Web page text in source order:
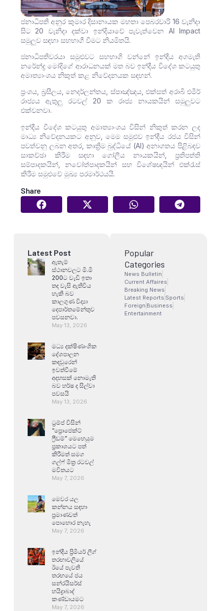
ජනාධිපති අනුර කුමාර දිසානායක මහතා පෙබරවාරි 16 වැනිදා
සිට 20 වැනිදා දක්වා ඉන්දියාවේ පැවැත්වෙන AI Impact
සමුලුව සඳහා සහභාගී වීමට නියමිතයි.
ජනාධිපතිවරයා සමුළුවට සහභාගි වන්නේ ඉන්දීය අගමැති
නරේන්ද්‍ර මෝදිගේ ආරාධනයක් මත බව ඉන්දීය විදේශ කටයුතු
අමාත්‍යාංශය නිකුත් කළ නිවේදනයක සඳහන්.
ප්‍රංශය, බ්‍රසීලය, නෙදර්ලන්තය, ස්පාඤ්ඤය, එක්සත් අරාබි එමීර්
රාජ්‍යය ඇතුලු රටවල් 20 ක රාජ්‍ය නායකයින් සමුලුවට
එක්වනවා.
ඉන්දීය විදේශ කටයුතු අමාත්‍යාංශය විසින් නිකුත් කරන ලද
මාධ්‍ය නිවේදනයකට අනුව, මෙම සමුළුව ඉන්දීය රජය විසින්
පවත්වනු ලබන අතර, කෘත්‍රිම බුද්ධියේ (AI) අනාගතය පිළිබඳව
සාකච්ඡා කිරීම සඳහා ගෝලීය නායකයින්, ප්‍රතිපත්ති
සම්පාදකයින්, නවෝත්පාදකයින් සහ විශේෂඥයින් එක්රැස්
කිරීම සමුළුවේ මුඛ්‍ය පරමාර්ථයයි.
Share
Latest Post
ඇතැම්
ස්ථානවලට මි.මි
200ට වැඩි ඉතා
තද වැසි ඇතිවිය
හැකි බව
කාලගුණ විද්‍යා
දෙපාර්තමේන්තුව
පවසනවා.
May 13, 2026
මධ්‍ය දක්ෂිණාංශික
දේශපාලන
කඳවුරෙන්
ඉවත්වීමේ
අදහසක් නොමැති
බව හර්ෂ ද සිල්වා
පවසයි
May 13, 2026
ට්‍රම්ප් විසින්
“ප්‍රොජෙක්ට්
ෆ්‍රීඩම්” මෙහෙයුම
ප්‍රකාශයට පත්
කිරීමත් සමග
ගල්ෆ් මිත්‍ර රටවල්
මවිතයට
May 7, 2026
මෙවර යල
කන්නය සඳහා
ප්‍රමාණවත්
පොහොර නැහැ
May 7, 2026
ඉන්දීය ප්‍රිමියර් ලීග්
තරඟාවලියේ
ඊයේ පැවති
තරඟයේ ජය
සන්රයිසර්ස්
හයිද්‍රාබාද්
කණ්ඩායමට
May 7, 2026
Popular
Categories
News Bulletin
Current Affaires
Breaking News
Latest Reports Sports
Foreign Business
Entertainment